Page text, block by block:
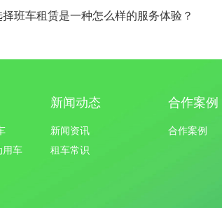
择班车租赁是一种怎么样的服务体验？
用车
新闻动态
新闻资讯
租车常识
合作案例
合作案例